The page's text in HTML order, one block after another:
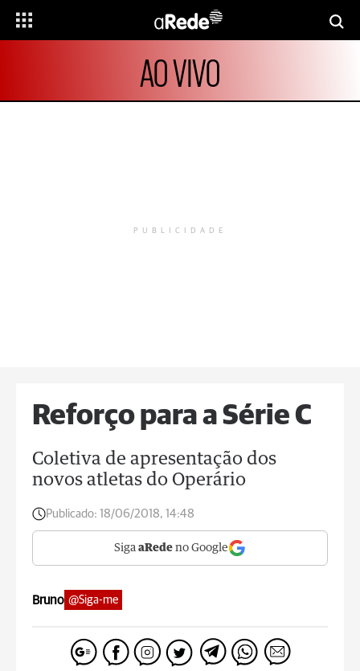
AO VIVO
PUBLICIDADE
Reforço para a Série C
Coletiva de apresentação dos
novos atletas do Operário
Publicado: 18/06/2018, 14:48
Siga aRede no Google
Bruno @Siga-me